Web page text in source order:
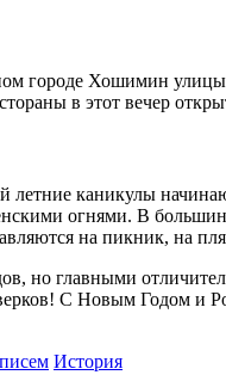
городе Хошимин
в этот вечер
летние каникулы
огнями. В
на пикник, на
но главными
С Новым Годом и
История